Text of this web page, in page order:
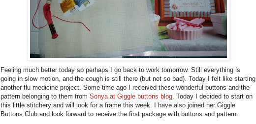
Feeling much better today so perhaps I go back to work tomorrow. Still everything is
going in slow motion, and the cough is still there (but not so bad). Today I felt like starting
another flu medicine project. Some time ago I received these wonderful buttons and the
pattern belonging to them from Sonya at Giggle buttons blog . Today I decided to start on
this little stitchery and will look for a frame this week. I have also joined her Giggle
Buttons Club and look forward to receive the first package with buttons and pattern.